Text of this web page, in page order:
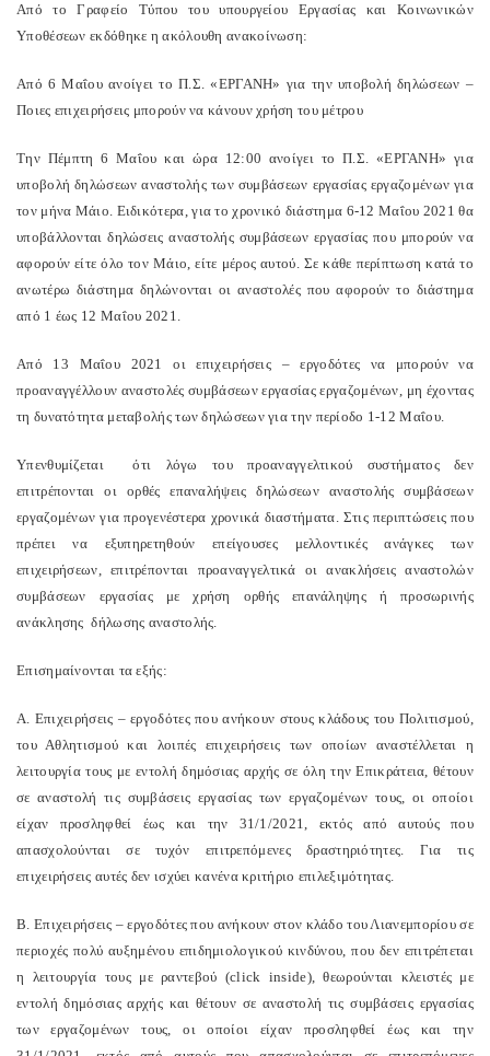
Από το Γραφείο Τύπου του υπουργείου Εργασίας και Κοινωνικών
Υποθέσεων εκδόθηκε η ακόλουθη ανακοίνωση:
Από 6 Μαΐου ανοίγει το Π.Σ. «ΕΡΓΑΝΗ» για την υποβολή δηλώσεων –
Ποιες επιχειρήσεις μπορούν να κάνουν χρήση του μέτρου
Την Πέμπτη 6 Μαΐου και ώρα 12:00 ανοίγει το Π.Σ. «ΕΡΓΑΝΗ» για
υποβολή δηλώσεων αναστολής των συμβάσεων εργασίας εργαζομένων για
τον μήνα Μάιο. Ειδικότερα, για το χρονικό διάστημα 6-12 Μαΐου 2021 θα
υποβάλλονται δηλώσεις αναστολής συμβάσεων εργασίας που μπορούν να
αφορούν είτε όλο τον Μάιο, είτε μέρος αυτού. Σε κάθε περίπτωση κατά το
ανωτέρω διάστημα δηλώνονται οι αναστολές που αφορούν το διάστημα
από 1 έως 12 Μαΐου 2021.
Από 13 Μαΐου 2021 οι επιχειρήσεις – εργοδότες να μπορούν να
προαναγγέλλουν αναστολές συμβάσεων εργασίας εργαζομένων, μη έχοντας
τη δυνατότητα μεταβολής των δηλώσεων για την περίοδο 1-12 Μαΐου.
Υπενθυμίζεται ότι λόγω του προαναγγελτικού συστήματος δεν
επιτρέπονται οι ορθές επαναλήψεις δηλώσεων αναστολής συμβάσεων
εργαζομένων για προγενέστερα χρονικά διαστήματα. Στις περιπτώσεις που
πρέπει να εξυπηρετηθούν επείγουσες μελλοντικές ανάγκες των
επιχειρήσεων, επιτρέπονται προαναγγελτικά οι ανακλήσεις αναστολών
συμβάσεων εργασίας με χρήση ορθής επανάληψης ή προσωρινής
ανάκλησης δήλωσης αναστολής.
Επισημαίνονται τα εξής:
Α. Επιχειρήσεις – εργοδότες που ανήκουν στους κλάδους του Πολιτισμού,
του Αθλητισμού και λοιπές επιχειρήσεις των οποίων αναστέλλεται η
λειτουργία τους με εντολή δημόσιας αρχής σε όλη την Επικράτεια, θέτουν
σε αναστολή τις συμβάσεις εργασίας των εργαζομένων τους, οι οποίοι
είχαν προσληφθεί έως και την 31/1/2021, εκτός από αυτούς που
απασχολούνται σε τυχόν επιτρεπόμενες δραστηριότητες. Για τις
επιχειρήσεις αυτές δεν ισχύει κανένα κριτήριο επιλεξιμότητας.
Β. Επιχειρήσεις – εργοδότες που ανήκουν στον κλάδο του Λιανεμπορίου σε
περιοχές πολύ αυξημένου επιδημιολογικού κινδύνου, που δεν επιτρέπεται
η λειτουργία τους με ραντεβού (click inside), θεωρούνται κλειστές με
εντολή δημόσιας αρχής και θέτουν σε αναστολή τις συμβάσεις εργασίας
των εργαζομένων τους, οι οποίοι είχαν προσληφθεί έως και την